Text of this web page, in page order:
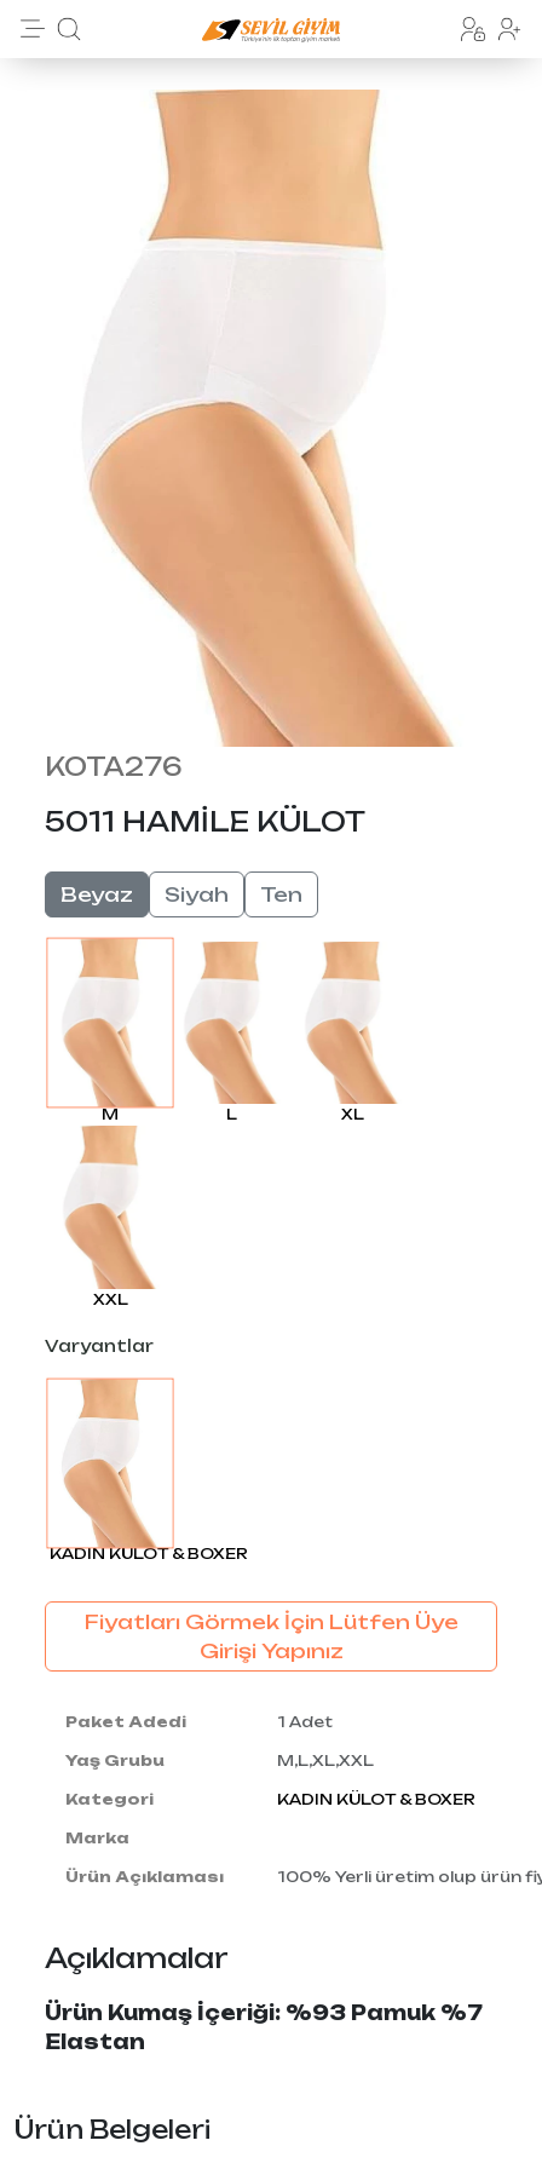
KOTA276
5011 HAMİLE KÜLOT
Beyaz Siyah Ten
M L XL
XXL
Varyantlar
KADIN KÜLOT & BOXER
Fiyatları Görmek İçin Lütfen Üye
Girişi Yapınız
Paket Adedi 1 Adet
Yaş Grubu M,L,XL,XXL
Kategori KADIN KÜLOT & BOXER
Marka
Ürün Açıklaması 100% Yerli üretim olup ürün
Açıklamalar
Ürün Kumaş İçeriği: %93 Pamuk %7
Elastan
Ürün Belgeleri